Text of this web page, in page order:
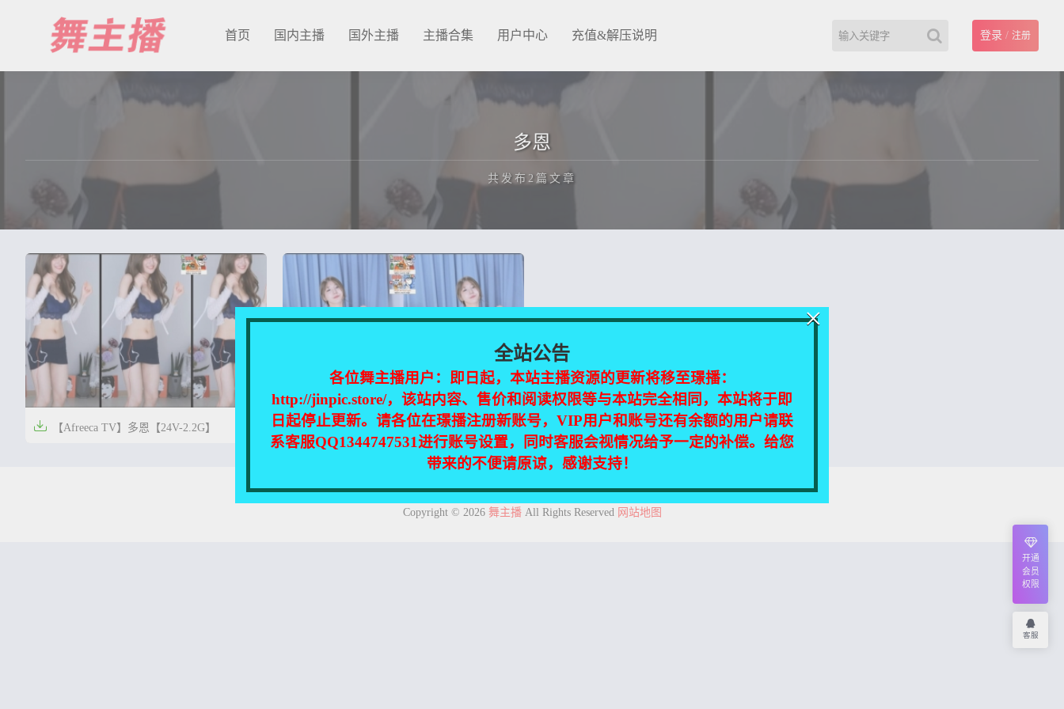
首页 国内主播 国外主播 主播合集 用户中心 充值&解压说明 登录 / 注册
用户中心
会员登陆
多恩
共发布2篇文章
 【Afreeca TV】多恩【24V-2.2G】  【Afreeca TV】多恩【47V-7.5G】
 0  15
本站所有资源均收集自互联网，仅供个人欣赏交流，如不慎侵犯了您的权益，请联系我们，我们将尽快处理！
Copyright © 2026 舞主播All Rights Reserved 网站地图
全站公告
各位舞主播用户：即日起，本站主播资源的更新将移至璟播：
http://jinpic.store/，该站内容、售价和阅读权限等与本站完全相同，本站将于即
日起停止更新。请各位在璟播注册新账号，VIP用户和账号还有余额的用户请联
系客服QQ1344747531进行账号设置，同时客服会视情况给予一定的补偿。给您
带来的不便请原谅，感谢支持！
×
开通
会员
权限
客服